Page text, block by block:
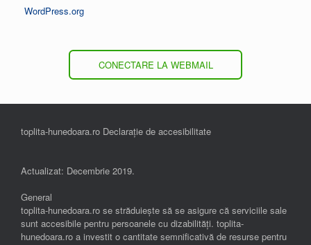
WordPress.org
CONECTARE LA WEBMAIL
toplita-hunedoara.ro Declarație de accesibilitate
Actualizat: Decembrie 2019.
General
toplita-hunedoara.ro se străduiește să se asigure că serviciile sale
sunt accesibile pentru persoanele cu dizabilități. toplita-
hunedoara.ro a investit o cantitate semnificativă de resurse pentru